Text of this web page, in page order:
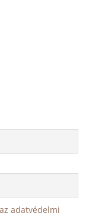
adatvédelmi